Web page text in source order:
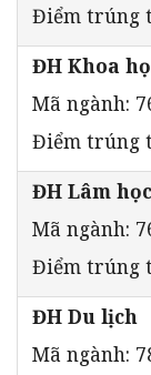
Điểm trúng
ĐH Khoa
Mã ngành:
Điểm trúng
ĐH Lâm học
Mã ngành:
Điểm trúng
ĐH Du lịch
Mã ngành: